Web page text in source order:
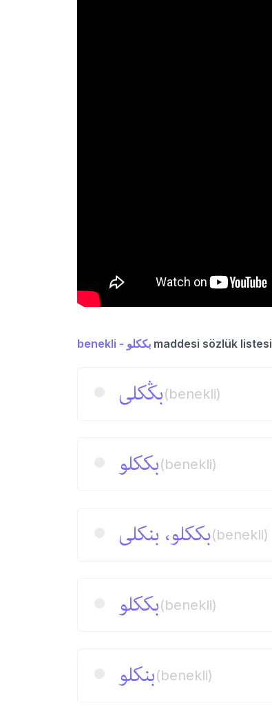
benekli - بككلو maddesi sözlük listesi
بڭكلی(benekli)
بككلو(benekli)
بككلو، بنكلی(benekli)
بككلو(benekli)
بنكلو(benekli)